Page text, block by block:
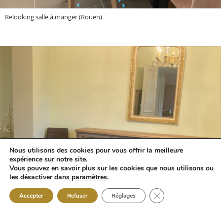
Relooking salle à manger (Rouen)
Nous utilisons des cookies pour vous offrir la meilleure
expérience sur notre site.
Vous pouvez en savoir plus sur les cookies que nous utilisons ou
les désactiver dans paramètres.
Accepter Refuser Réglages Fermer la bannière